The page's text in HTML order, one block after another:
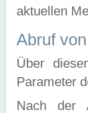
aktuellen
Abruf
Über
Parameter
Nach der